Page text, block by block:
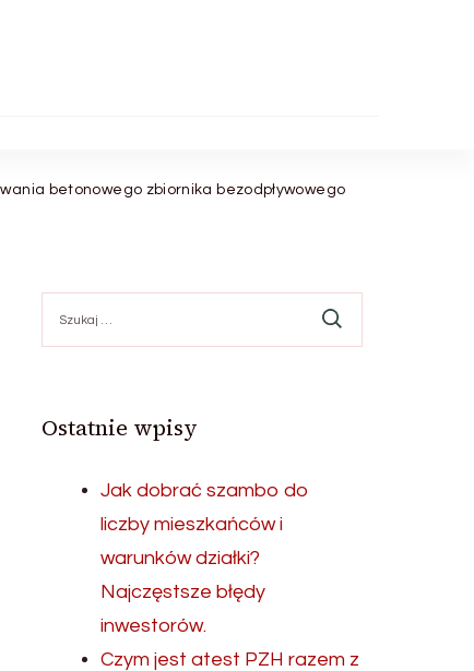
betonowego zbiornika bezodpływowego
Ostatnie wpisy
Jak dobrać szambo do
liczby mieszkańców i
warunków działki?
Najczęstsze błędy
inwestorów.
Czym jest atest PZH razem z